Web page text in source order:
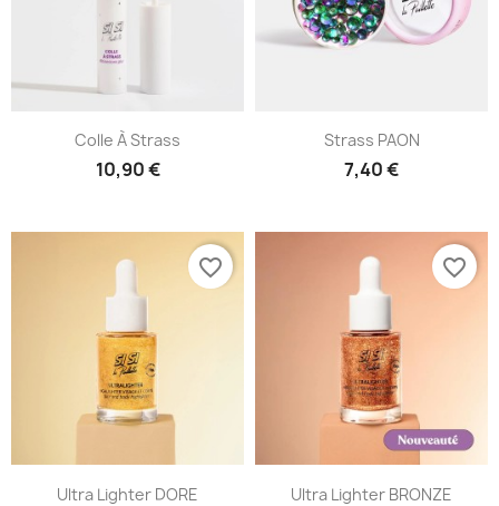
Colle À Strass
10,90 €
Strass PAON
7,40 €
Ultra Lighter DORE
favorite_border
Ultra Lighter BRONZE
favorite_border